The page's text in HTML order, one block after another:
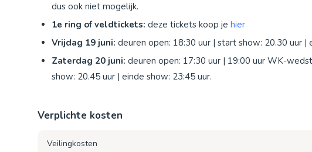
dus ook niet mogelijk.
1e ring of veldtickets: deze tickets koop je hier
Vrijdag 19 juni: deuren open: 18:30 uur | start show: 20.30 uur |
Zaterdag 20 juni: deuren open: 17:30 uur | 19:00 uur WK-
show: 20.45 uur | einde show: 23:45 uur.
Verplichte kosten
Veilingkosten